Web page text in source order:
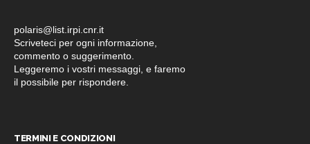
polaris@list.irpi.cnr.it
Scriveteci per ogni informazione,
commento o suggerimento.
Leggeremo i vostri messaggi, e faremo
il possibile per rispondere.
TERMINI E CONDIZIONI